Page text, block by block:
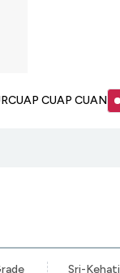
CUAP CUAP CUAN
Sri-Kehati